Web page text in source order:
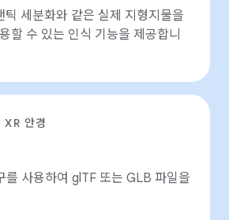
틱 세분화와 같은 실제 지형지물을
할 수 있는 인식 기능을 제공합니
안경
를 사용하여 glTF 또는 GLB 파일을